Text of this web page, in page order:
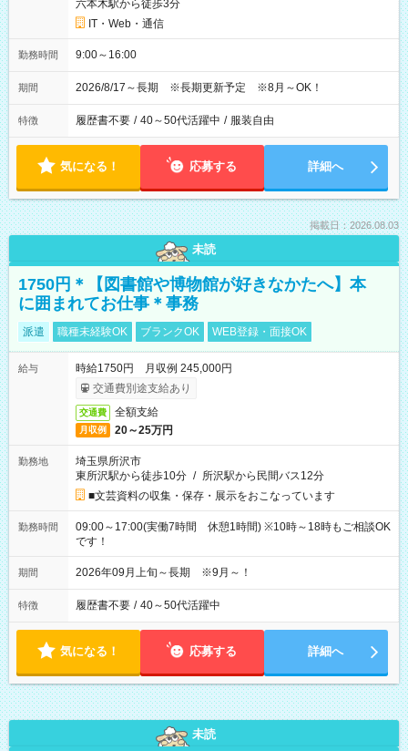
六本木駅から徒歩3分
IT・Web・通信
勤務時間 9:00～16:00
期間 2026/8/17～長期 ※長期更新予定 ※8月～OK！
特徴 履歴書不要 / 40～50代活躍中 / 服装自由
気になる！ 応募する 詳細へ
掲載日：2026.08.03
未読
1750円＊【図書館や博物館が好きなかたへ】本
に囲まれてお仕事＊事務
派遣 職種未経験OK ブランクOK WEB登録・面接OK
給与
時給1750円 月収例 245,000円
交通費別途支給あり
交通費 全額支給
月収例 20～25万円
勤務地
埼玉県所沢市
東所沢駅から徒歩10分 / 所沢駅から民間バス12分
■文芸資料の収集・保存・展示をおこなっています
勤務時間
09:00～17:00(実働7時間 休憩1時間) ※10時～18時もご相談OK
です！
期間 2026年09月上旬～長期 ※9月～！
特徴 履歴書不要 / 40～50代活躍中
気になる！ 応募する 詳細へ
未読